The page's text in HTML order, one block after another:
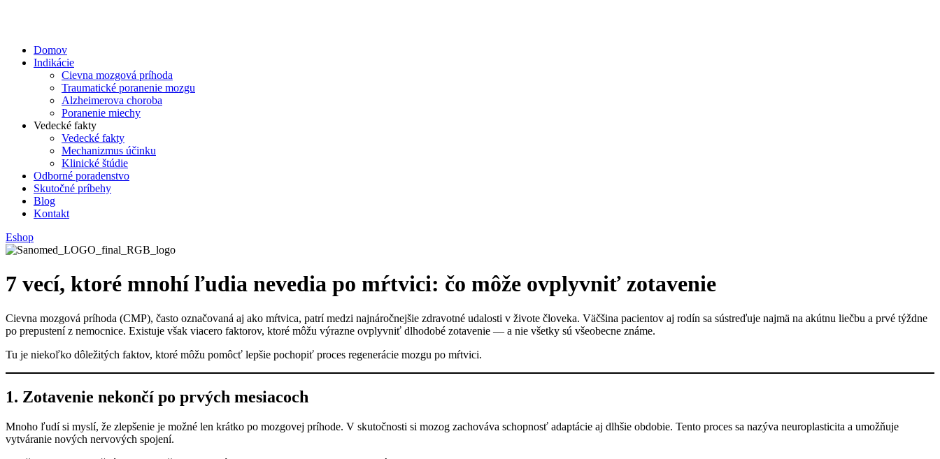
Domov
Indikácie
Cievna mozgová príhoda
Traumatické poranenie mozgu
Alzheimerova choroba
Poranenie miechy
Vedecké fakty
Vedecké fakty
Mechanizmus účinku
Klinické štúdie
Odborné poradenstvo
Skutočné príbehy
Blog
Kontakt
Eshop
7 vecí, ktoré mnohí ľudia nevedia po mŕtvici: čo môže ovplyvniť zotavenie
Cievna mozgová príhoda (CMP), často označovaná aj ako mŕtvica, patrí medzi najnáročnejšie zdravotné udalosti v živote človeka. Väčšina pacientov aj rodín sa sústreďuje najmä na akútnu liečbu a prvé týždne
po prepustení z nemocnice. Existuje však viacero faktorov, ktoré môžu výrazne ovplyvniť dlhodobé zotavenie — a nie všetky sú všeobecne známe.
Tu je niekoľko dôležitých faktov, ktoré môžu pomôcť lepšie pochopiť proces regenerácie mozgu po mŕtvici.
1. Zotavenie nekončí po prvých mesiacoch
Mnoho ľudí si myslí, že zlepšenie je možné len krátko po mozgovej príhode. V skutočnosti si mozog zachováva schopnosť adaptácie aj dlhšie obdobie. Tento proces sa nazýva neuroplasticita a umožňuje
vytváranie nových nervových spojení.